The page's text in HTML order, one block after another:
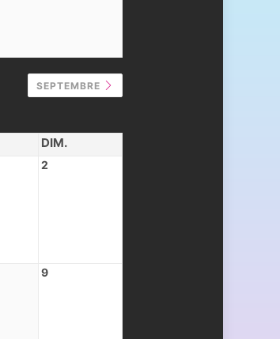
SEPTEMBRE
DIM.
2
9